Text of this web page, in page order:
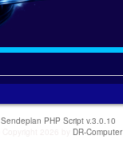
Sendeplan PHP Script v.3.0.10
DR-Computer